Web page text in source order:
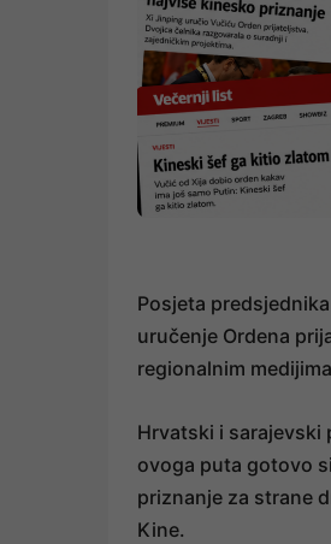
Posjeta
uručenje Ordena
regionalnim
Hrvatski i sarajevski
ovoga puta gotovo
priznanje za strane
Kine.